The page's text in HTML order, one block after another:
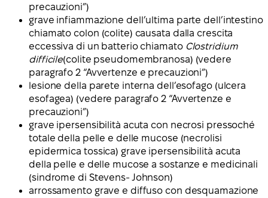
precauzioni”)
grave infiammazione dell’ultima parte dell’intestino
chiamato colon (colite) causata dalla crescita
eccessiva di un batterio chiamato Clostridium
difficile(colite pseudomembranosa) (vedere
paragrafo 2 “Avvertenze e precauzioni”)
lesione della parete interna dell’esofago (ulcera
esofagea) (vedere paragrafo 2 “Avvertenze e
precauzioni”)
grave ipersensibilità acuta con necrosi pressoché
totale della pelle e delle mucose (necrolisi
epidermica tossica) grave ipersensibilità acuta
della pelle e delle mucose a sostanze e medicinali
(sindrome di Stevens- Johnson)
arrossamento grave e diffuso con desquamazione